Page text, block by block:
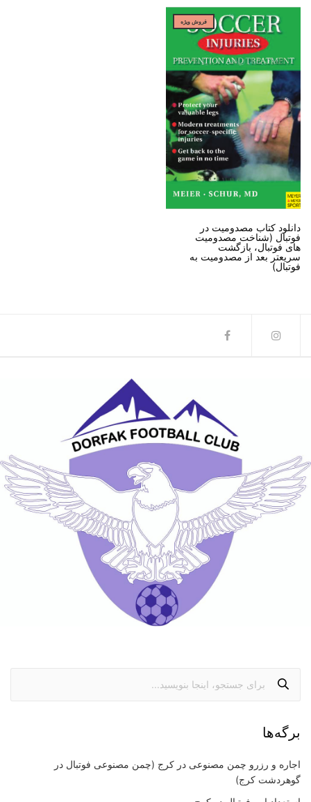
فروش ویژه
دانلود کتاب مصدومیت در
فوتبال (شناخت مصدومیت
های فوتبال، بازگشت
سریعتر بعد از مصدومیت به
فوتبال)
برگه‌ها
اجاره و رزرو چمن مصنوعی در کرج (چمن مصنوعی فوتبال در
گوهردشت کرج)